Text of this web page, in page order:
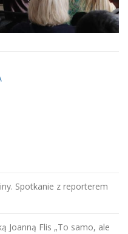
Spotkanie z reporterem
Joanną Flis „To samo, ale